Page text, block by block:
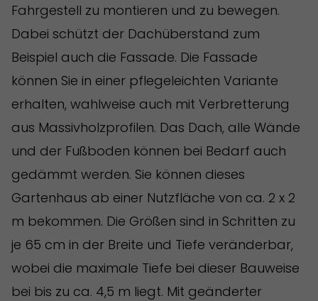
Fahrgestell zu montieren und zu bewegen.
Dabei schützt der Dachüberstand zum
Beispiel auch die Fassade. Die Fassade
können Sie in einer pflegeleichten Variante
erhalten, wahlweise auch mit Verbretterung
aus Massivholzprofilen. Das Dach, alle Wände
und der Fußboden können bei Bedarf auch
gedämmt werden. Sie können dieses
Gartenhaus ab einer Nutzfläche von ca. 2 x 2
m bekommen. Die Größen sind in Schritten zu
je 65 cm in der Breite und Tiefe veränderbar,
wobei die maximale Tiefe bei dieser Bauweise
bei bis zu ca. 4,5 m liegt. Mit geänderter